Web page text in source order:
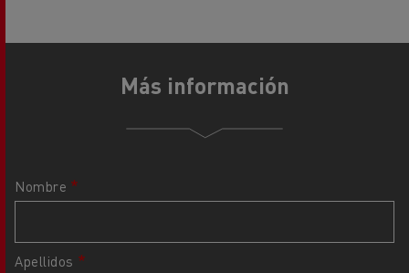
Más información
Nombre
Apellidos